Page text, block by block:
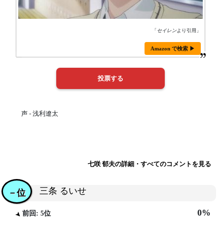
「セイレンより引用」
Amazon で検索 ▶
声 - 浅利遼太
七咲 郁夫の詳細・すべてのコメントを見る
三条 るいせ
－位
前回: 5位 0%